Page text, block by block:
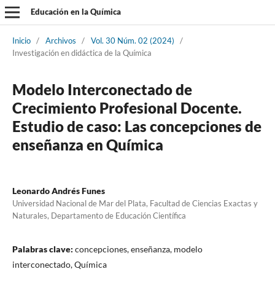
Educación en la Química
Inicio / Archivos / Vol. 30 Núm. 02 (2024)
/
Investigación en didáctica de la Química
Modelo Interconectado de
Crecimiento Profesional Docente.
Estudio de caso: Las concepciones de
enseñanza en Química
Leonardo Andrés Funes
Universidad Nacional de Mar del Plata, Facultad de Ciencias Exactas y
Naturales, Departamento de Educación Científica
Palabras clave: concepciones, enseñanza, modelo
interconectado, Química